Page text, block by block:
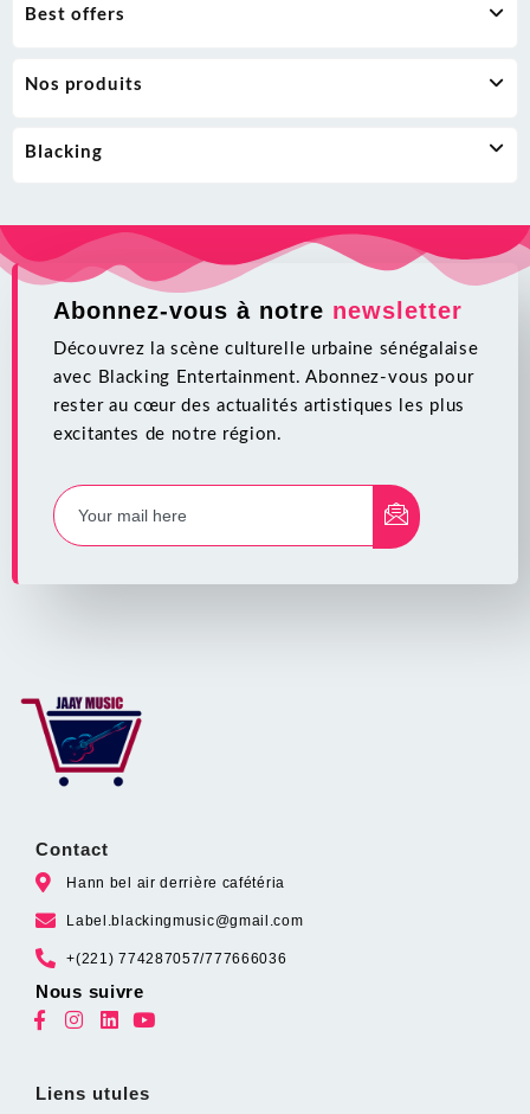
Best offers
Nos produits
Blacking
Abonnez-vous à notre newsletter
Découvrez la scène culturelle urbaine sénégalaise
avec Blacking Entertainment. Abonnez-vous pour
rester au cœur des actualités artistiques les plus
excitantes de notre région.
Contact
Hann bel air derrière cafétéria
Label.blackingmusic@gmail.com
+(221) 774287057/777666036
Nous suivre
Liens utules